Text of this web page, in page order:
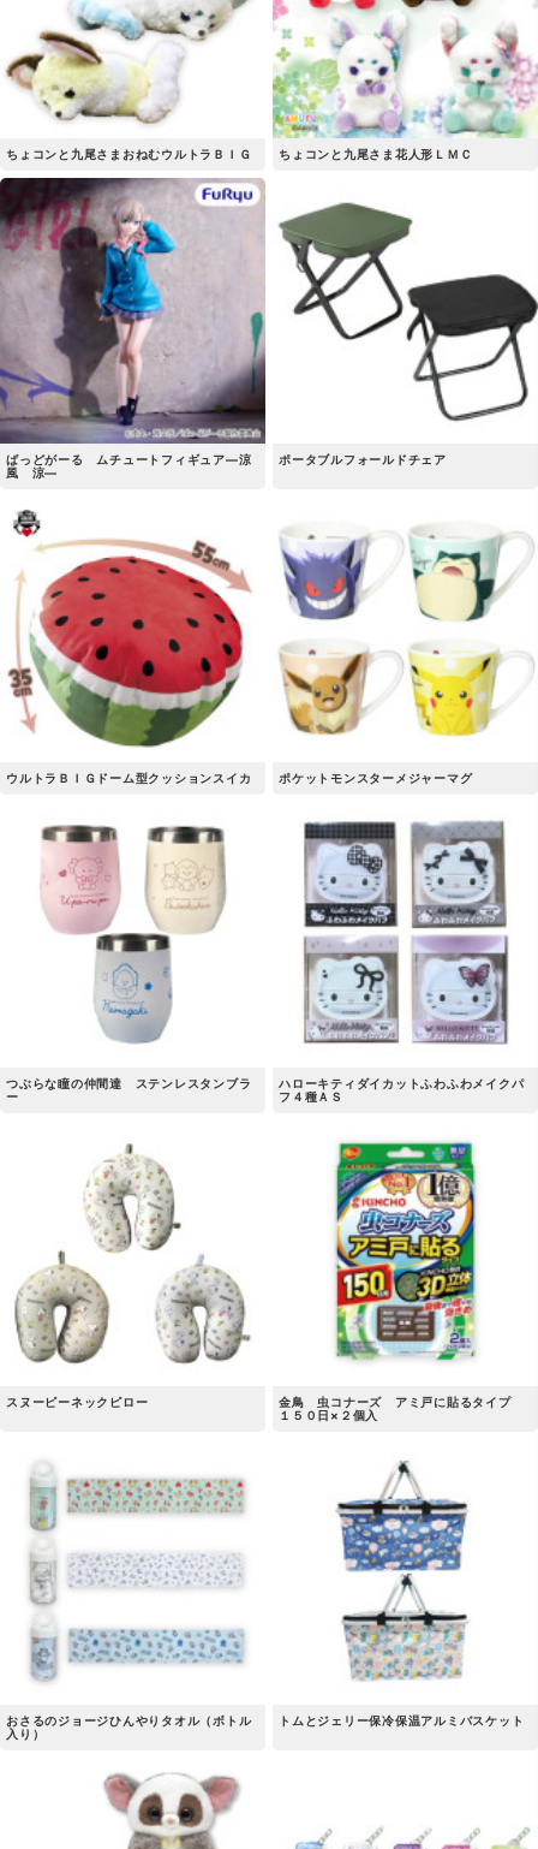
ちょコンと九尾さまおねむウルトラＢＩＧ ちょコンと九尾さま花人形ＬＭＣ
ばっどがーる ムチュートフィギュア―涼
風 涼―
ポータブルフォールドチェア
ウルトラＢＩＧドーム型クッションスイカ ポケットモンスターメジャーマグ
つぶらな瞳の仲間達 ステンレスタンブラ
ー
ハローキティダイカットふわふわメイクパ
フ４種ＡＳ
スヌーピーネックピロー
金鳥 虫コナーズ アミ戸に貼るタイプ
１５０日×２個入
おさるのジョージひんやりタオル（ボトル
入り）
トムとジェリー保冷保温アルミバスケット